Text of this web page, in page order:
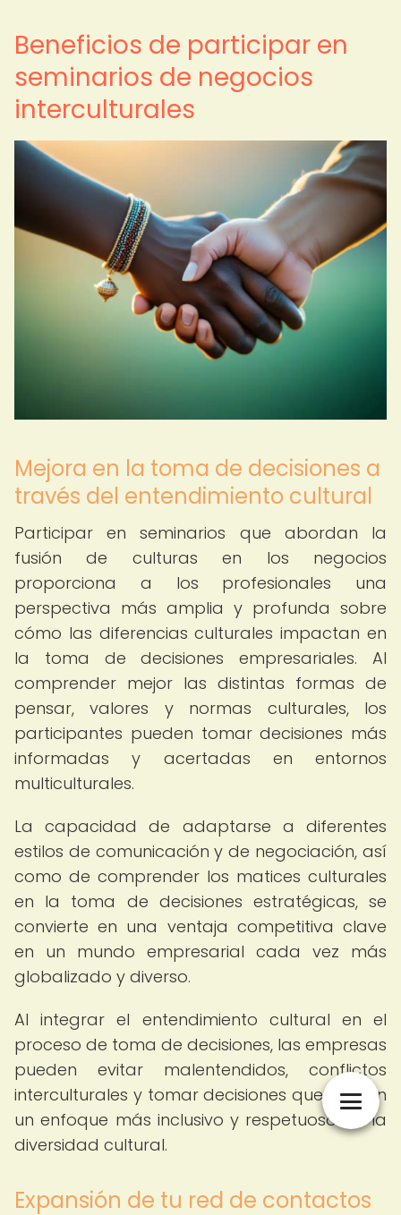
Beneficios de participar en
seminarios de negocios
interculturales
Mejora en la toma de decisiones a
través del entendimiento cultural
Participar en seminarios que abordan la
fusión de culturas en los negocios
proporciona a los profesionales una
perspectiva más amplia y profunda sobre
cómo las diferencias culturales impactan en
la toma de decisiones empresariales. Al
comprender mejor las distintas formas de
pensar, valores y normas culturales, los
participantes pueden tomar decisiones más
informadas y acertadas en entornos
multiculturales.
La capacidad de adaptarse a diferentes
estilos de comunicación y de negociación, así
como de comprender los matices culturales
en la toma de decisiones estratégicas, se
convierte en una ventaja competitiva clave
en un mundo empresarial cada vez más
globalizado y diverso.
Al integrar el entendimiento cultural en el
proceso de toma de decisiones, las empresas
pueden evitar malentendidos, conflictos
interculturales y tomar decisiones que reflejen
un enfoque más inclusivo y respetuoso de la
diversidad cultural.
Expansión de tu red de contactos